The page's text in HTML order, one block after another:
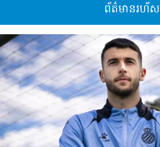
ព័ត៌មានរហ័ស